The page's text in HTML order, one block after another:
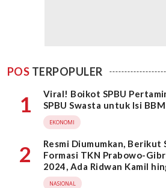
POS TERPOPULER
1
Viral! Boikot SPBU
SPBU Swasta untuk Isi BBM
EKONOMI
2
Resmi Diumumkan, Berikut
Formasi TKN Prabowo-
2024, Ada Ridwan Kamil
Wahid
NASIONAL